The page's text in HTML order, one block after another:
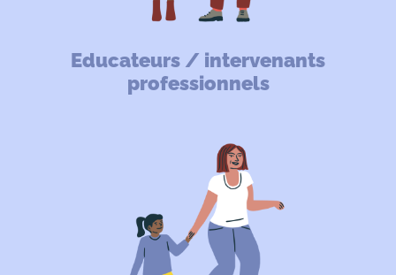
Educateurs / intervenants
professionnels